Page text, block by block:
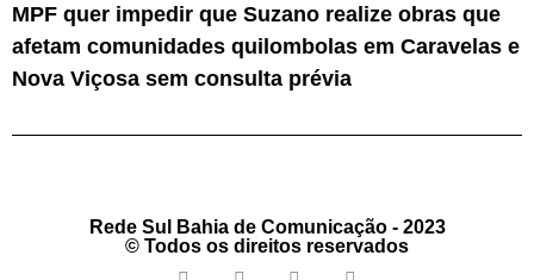
MPF quer impedir que Suzano realize obras que
afetam comunidades quilombolas em Caravelas e
Nova Viçosa sem consulta prévia
Rede Sul Bahia de Comunicação - 2023
© Todos os direitos reservados